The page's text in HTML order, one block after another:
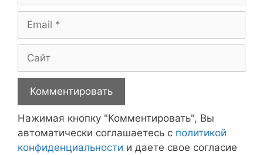
Нажимая кнопку "Комментировать", Вы
автоматически соглашаетесь с политикой
конфиденциальности и даете свое согласие